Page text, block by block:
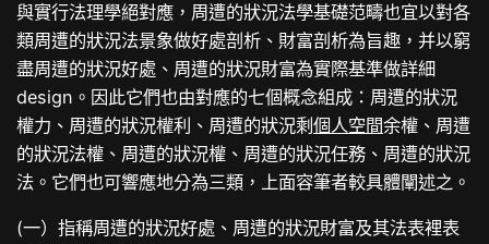
與實行法理學絕對應，周遭的狀況法學基礎范疇也宜以對各
類周遭的狀況法景象做好處剖析、財富剖析為旨趣，并以窮
盡周遭的狀況好處、周遭的狀況財富為實際基準做詳細
design。因此它們也由對應的七個概念組成：周遭的狀況
權力、周遭的狀況權利、周遭的狀況剩個人空間余權、周遭
的狀況法權、周遭的狀況權、周遭的狀況任務、周遭的狀況
法。它們也可響應地分為三類，上面容筆者較具體闡述之。
(一）指稱周遭的狀況好處、周遭的狀況財富及其法表裡表